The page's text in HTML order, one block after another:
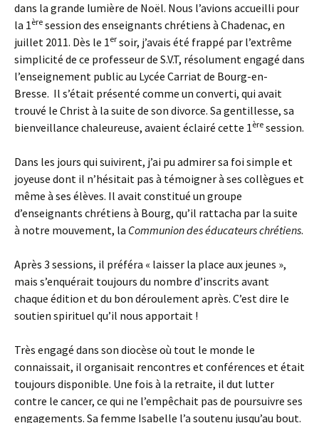
dans la grande lumière de Noël. Nous l’avions accueilli pour
la 1ère session des enseignants chrétiens à Chadenac, en
juillet 2011. Dès le 1er soir, j’avais été frappé par l’extrême
simplicité de ce professeur de S.V.T, résolument engagé dans
l’enseignement public au Lycée Carriat de Bourg-en-
Bresse. Il s’était présenté comme un converti, qui avait
trouvé le Christ à la suite de son divorce. Sa gentillesse, sa
bienveillance chaleureuse, avaient éclairé cette 1ère session.
Dans les jours qui suivirent, j’ai pu admirer sa foi simple et
joyeuse dont il n’hésitait pas à témoigner à ses collègues et
même à ses élèves. Il avait constitué un groupe
d’enseignants chrétiens à Bourg, qu’il rattacha par la suite
à notre mouvement, la Communion des éducateurs chrétiens.
Après 3 sessions, il préféra « laisser la place aux jeunes »,
mais s’enquérait toujours du nombre d’inscrits avant
chaque édition et du bon déroulement après. C’est dire le
soutien spirituel qu’il nous apportait !
Très engagé dans son diocèse où tout le monde le
connaissait, il organisait rencontres et conférences et était
toujours disponible. Une fois à la retraite, il dut lutter
contre le cancer, ce qui ne l’empêchait pas de poursuivre ses
engagements. Sa femme Isabelle l’a soutenu jusqu’au bout.